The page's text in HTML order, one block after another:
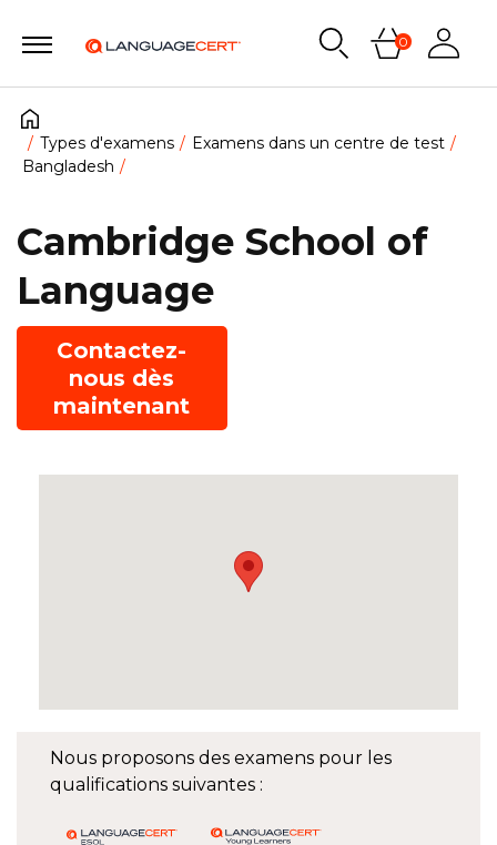
0
Types d'examens
Examens dans un centre de test
Bangladesh
Nous proposons des examens pour les
qualifications suivantes :
Cambridge School of
Language
Contactez-
nous dès
maintenant